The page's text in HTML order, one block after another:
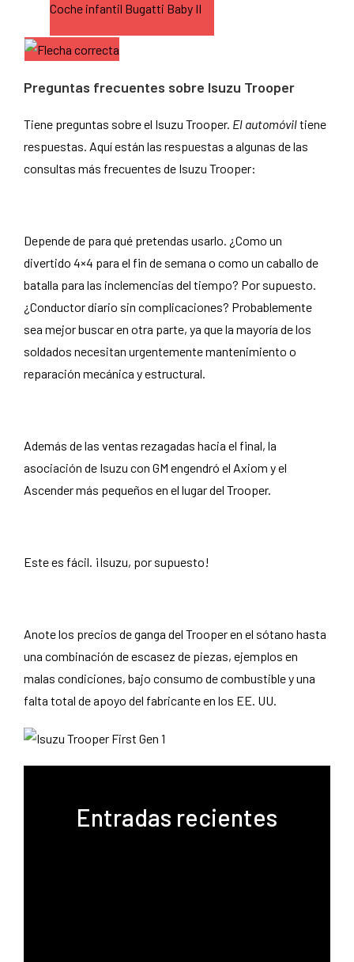
Coche infantil Bugatti Baby II
Preguntas frecuentes sobre Isuzu Trooper
Tiene preguntas sobre el Isuzu Trooper. El automóviltiene
respuestas. Aquí están las respuestas a algunas de las
consultas más frecuentes de Isuzu Trooper:
Depende de para qué pretendas usarlo. ¿Como un
divertido 4×4 para el fin de semana o como un caballo de
batalla para las inclemencias del tiempo? Por supuesto.
¿Conductor diario sin complicaciones? Probablemente
sea mejor buscar en otra parte, ya que la mayoría de los
soldados necesitan urgentemente mantenimiento o
reparación mecánica y estructural.
Además de las ventas rezagadas hacia el final, la
asociación de Isuzu con GM engendró el Axiom y el
Ascender más pequeños en el lugar del Trooper.
Este es fácil. ¡Isuzu, por supuesto!
Anote los precios de ganga del Trooper en el sótano hasta
una combinación de escasez de piezas, ejemplos en
malas condiciones, bajo consumo de combustible y una
falta total de apoyo del fabricante en los EE. UU.
Entradas recientes